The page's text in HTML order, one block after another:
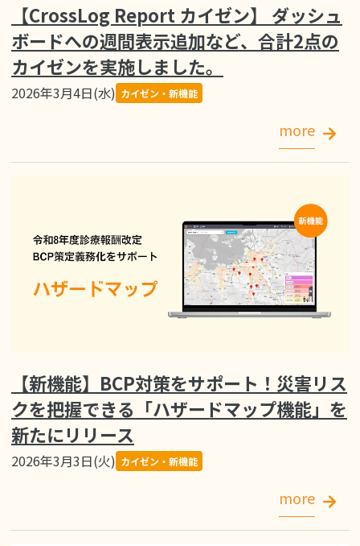
【CrossLog Report カイゼン】 ダッシュ
ボードへの週間表示追加など、合計2点の
カイゼンを実施しました。
2026年3月4日(水) カイゼン・新機能
more
【新機能】BCP対策をサポート！災害リス
クを把握できる「ハザードマップ機能」を
新たにリリース
2026年3月3日(火) カイゼン・新機能
more